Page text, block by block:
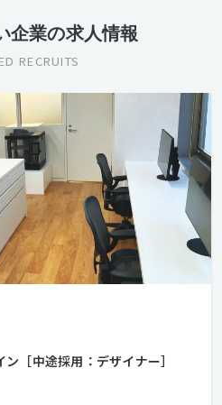
企業の求人情報
RECRUITS
［中途採用：デザイナー］